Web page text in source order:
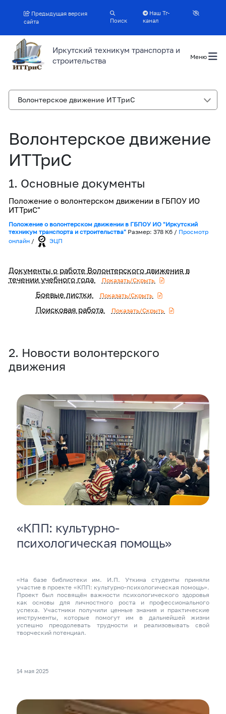
Предыдущая версия
сайта
Поиск
Наш Тг-
канал
Иркутский техникум транспорта и
строительства
Меню
Волонтерское движение ИТТриС
Волонтерское движение
ИТТриС
1. Основные документы
Положение о волонтерском движении в ГБПОУ ИО
ИТТриС"
Положение о волонтерском движении в ГБПОУ ИО "Иркутский
техникум транспорта и строительства" Размер: 378 Кб / Просмотр
онлайн/ ЭЦП
Документы о работе Волонтерского движения в
течении учебного года
Показать/Скрыть
Боевые листки Показать/Скрыть
Поисковая работа Показать/Скрыть
2. Новости волонтерского
движения
«КПП: культурно-
психологическая помощь»
«На базе библиотеки им. И.П. Уткина студенты приняли
участие в проекте «КПП: культурно-психологическая помощь».
Проект был посвящён важности психологического здоровья
как основы для личностного роста и профессионального
успеха. Участники получили ценные знания и практические
инструменты, которые помогут им в дальнейшей жизни
успешно преодолевать трудности и реализовывать свой
творческий потенциал.
14 мая 2025